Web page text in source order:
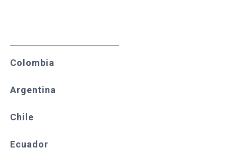
Colombia
Argentina
Chile
Ecuador